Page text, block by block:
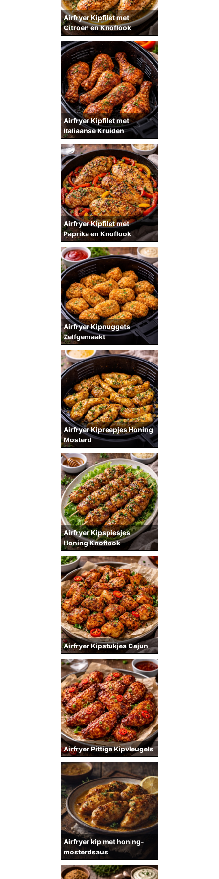
Airfryer kip met honing-
mosterdsaus
Airfryer Kipfilet met
Citroen en Knoflook
Airfryer Kipfilet met
Italiaanse Kruiden
Airfryer Kipfilet met
Paprika en Knoflook
Airfryer Kipnuggets
Zelfgemaakt
Airfryer Kipreepjes Honing
Mosterd
Airfryer Kipspiesjes
Honing Knoflook
Airfryer Kipstukjes Cajun
Airfryer Pittige Kipvleugels